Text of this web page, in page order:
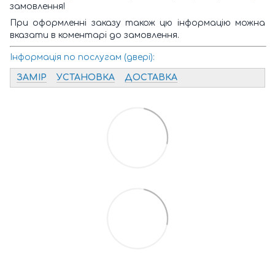
замовлення!
При оформленні заказу також цю інформацію можна
вказати в коментарі до замовлення.
Інформація по послугам (двері):
ЗАМІР УСТАНОВКА ДОСТАВКА